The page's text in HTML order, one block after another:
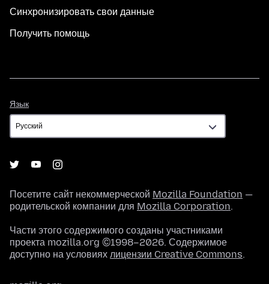
Синхронизировать свои данные
Получить помощь
Язык
Посетите сайт некоммерческой Mozilla Foundation —
родительской компании для Mozilla Corporation.
Части этого содержимого созданы участниками
проекта mozilla.org ©1998–2026. Содержимое
доступно на условиях лицензии Creative Commons.